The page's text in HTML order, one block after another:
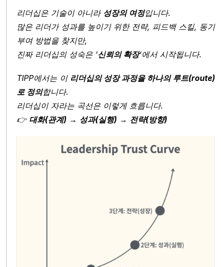
리더십은 기술이 아니라 성장의 여정입니다.
많은 리더가 성과를 높이기 위한 전략, 피드백 스킬, 동기
부여 방법을 찾지만,
진짜 리더십의 성숙은 ‘신뢰의 확장’에서 시작됩니다.
TIPP에서는 이 리더십의 성장 과정을 하나의 루트(route)
로 정의합니다.
리더십이 자라는 곡선은 이렇게 흐릅니다.
👉 대화(관계) → 성과(실행) → 전략(방향)